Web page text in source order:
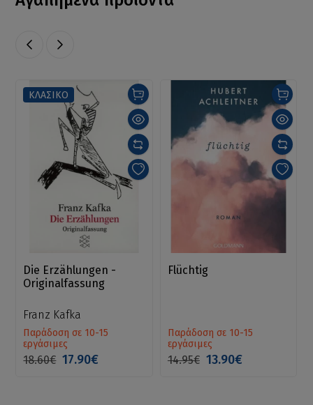
ΚΛΑΣΙΚΟ
Die Erzählungen -
Originalfassung
Franz Kafka
Παράδοση σε 10-15
εργάσιμες
18.60€ 17.90€
Flüchtig
Παράδοση σε 10-15
εργάσιμες
14.95€ 13.90€